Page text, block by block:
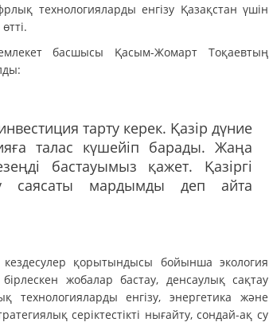
технологияларды енгізу Қазақстан үшін
басшысы Қасым-Жомарт Тоқаевтың
тарту керек. Қазір дүние
талас күшейіп барады. Жаңа
бастауымыз қажет. Қазіргі
саясаты мардымды деп айта
қорытындысы бойынша экология
жобалар бастау, денсаулық сақтау
технологияларды енгізу, энергетика және
серіктестікті нығайту, сондай-ақ су